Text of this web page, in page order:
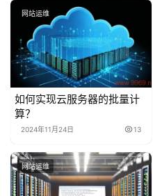
网站运维
如何实现云服务器的批量计
算？
2024年11月24日 13
网站运维